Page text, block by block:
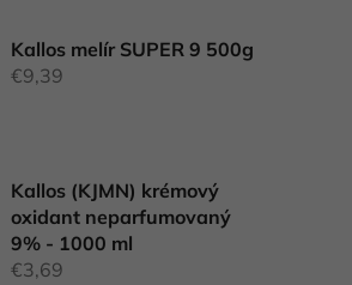
Kallos melír SUPER 9 500g
€9,39
Kallos (KJMN) krémový
oxidant neparfumovaný
9% - 1000 ml
€3,69